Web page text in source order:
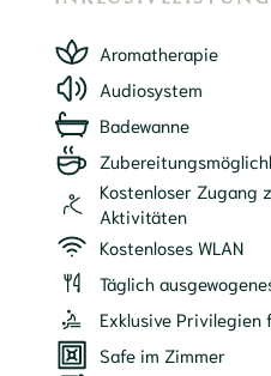
Aromatherapie
Audiosystem
Badewanne
Kostenloser Zugang
Aktivitäten
Kostenloses WLAN
Täglich
Exklusive Privilegien
Safe im Zimmer